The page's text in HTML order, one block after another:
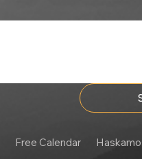
Free Calendar